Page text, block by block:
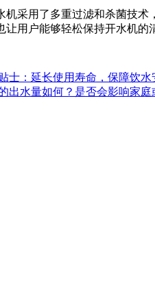
机采用了多重过滤和杀菌技
用户能够轻松保持开水机的
士：延长使用寿命，保障饮水
出水量如何？是否会影响家庭